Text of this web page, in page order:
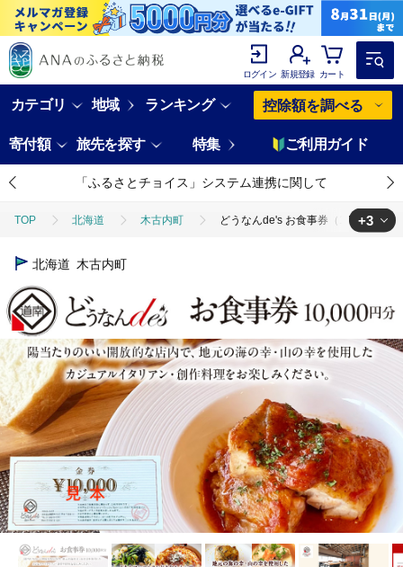
ログイン 新規登録 カート
カテゴリ 地域 ランキング 控除額を調べる
寄付額 旅先を探す 特集 ご利用ガイド
「ふるさとチョイス」システム連携に関して
TOP 北海道 木古内町 どうなんde's お食事券（1万円分）
TOP
TOP
TOP 旅行・宿泊・体験 体験チケット 食事券 どうな
+3
北海道 木古内町